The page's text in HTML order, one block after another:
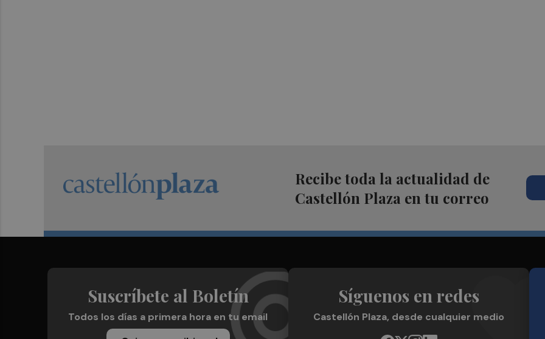
Recibe toda la actualidad de
Castellón Plaza en tu correo
Suscríbete al Boletín
Todos los días a primera hora en tu email
Síguenos en redes
Castellón Plaza, desde cualquier medio